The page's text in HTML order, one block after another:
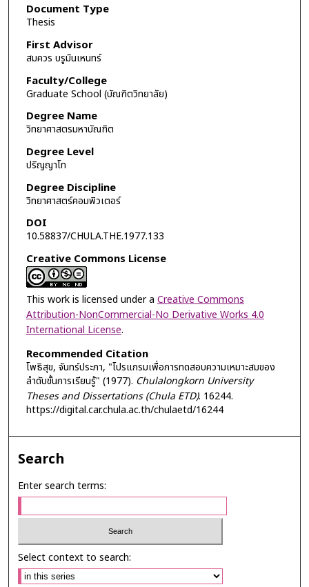
Document Type
Thesis
First Advisor
สมควร บรูมินเหนทร์
Faculty/College
Graduate School (บัณฑิตวิทยาลัย)
Degree Name
วิทยาศาสตรมหาบัณฑิต
Degree Level
ปริญญาโท
Degree Discipline
วิทยาศาสตร์คอมพิวเตอร์
DOI
10.58837/CHULA.THE.1977.133
Creative Commons License
This work is licensed under a Creative Commons
Attribution-NonCommercial-No Derivative Works 4.0
International License.
Recommended Citation
โพธิสุข, จันทร์ประภา, "โปรแกรมเพื่อการทดสอบความเหมาะสมของ
ลำดับขั้นการเรียนรู้" (1977). Chulalongkorn University
Theses and Dissertations (Chula ETD). 16244.
https://digital.car.chula.ac.th/chulaetd/16244
Search
Enter search terms:
Select context to search: